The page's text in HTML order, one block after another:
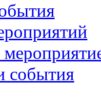
события